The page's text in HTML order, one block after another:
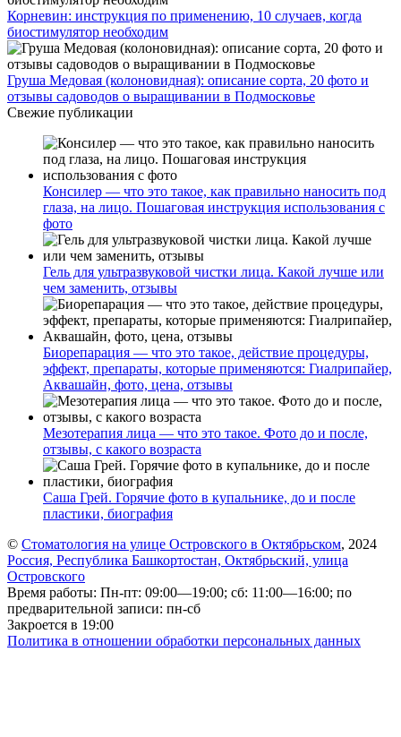
Корневин: инструкция по применению, 10 случаев, когда
биостимулятор необходим
Груша Медовая (колоновидная): описание сорта, 20 фото и
отзывы садоводов о выращивании в Подмосковье
Свежие публикации
Консилер — что это такое, как правильно наносить под
глаза, на лицо. Пошаговая инструкция использования с
фото
Гель для ультразвуковой чистки лица. Какой лучше или
чем заменить, отзывы
Биорепарация — что это такое, действие процедуры,
эффект, препараты, которые применяются: Гиалрипайер,
Аквашайн, фото, цена, отзывы
Мезотерапия лица — что это такое. Фото до и после,
отзывы, с какого возраста
Саша Грей. Горячие фото в купальнике, до и после
пластики, биография
© Стоматология на улице Островского в Октябрьском, 2024
Россия, Республика Башкортостан, Октябрьский, улица
Островского
Время работы: Пн-пт: 09:00—19:00; сб: 11:00—16:00; по
предварительной записи: пн-сб
Закроется в 19:00
Политика в отношении обработки персональных данных